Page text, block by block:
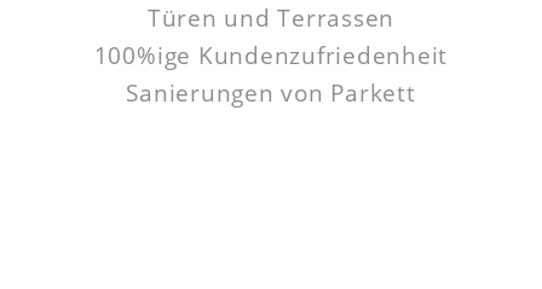
Türen und Terrassen
100%ige Kundenzufriedenheit
Sanierungen von Parkett